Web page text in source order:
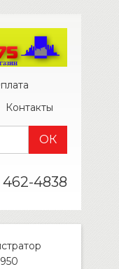
Контакты
462-4838